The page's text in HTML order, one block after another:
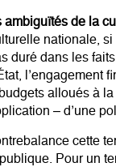
de la
nationale,
duré dans les
l’engagement
alloués à
– d’une
cette
Pour un